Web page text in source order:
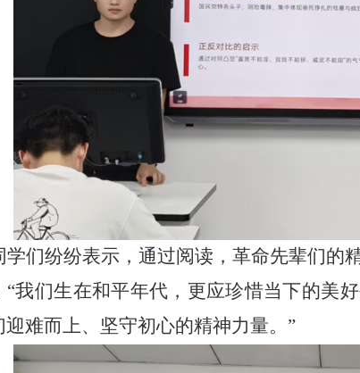
学们纷纷表示，通过阅读，革命先辈们的
“我们生在和平年代，更应珍惜当下的美
迎难而上、坚守初心的精神力量。”